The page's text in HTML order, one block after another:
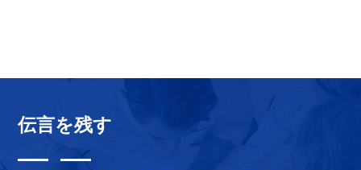
た。
す。
伝言を残す